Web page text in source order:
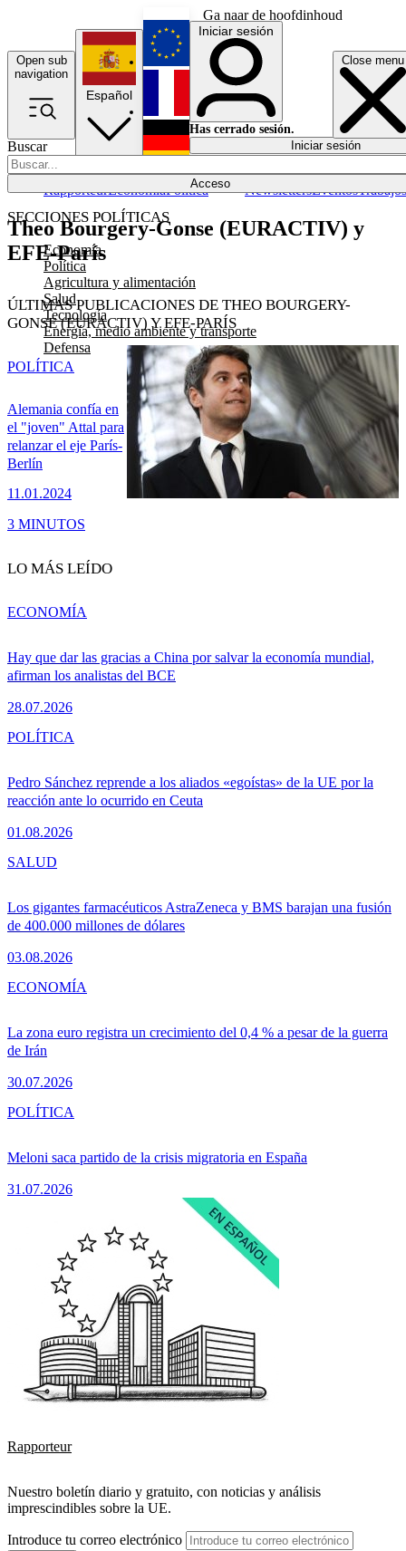
Ga naar de hoofdinhoud
Open sub
navigation
Close menu
Buscar
Acceso
SECCIONES POLÍTICAS
Economía
Política
Agricultura y alimentación
Salud
Tecnología
Energía, medio ambiente y transporte
Defensa
RapporteurEconomíaPolítica NewslettersEventosTrabajos
Español
English
Français
Iniciar sesión
Has cerrado sesión.
Iniciar sesión
Theo Bourgery-Gonse (EURACTIV) y
EFE-París
ÚLTIMAS PUBLICACIONES DE THEO BOURGERY-
GONSE (EURACTIV) Y EFE-PARÍS
Alemania confía en
el "joven" Attal para
relanzar el eje París-
Berlín
11.01.2024
POLÍTICA
3 MINUTOS
LO MÁS LEÍDO
Hay que dar las gracias a China por salvar la economía mundial,
afirman los analistas del BCE
28.07.2026
ECONOMÍA
Pedro Sánchez reprende a los aliados «egoístas» de la UE por la
reacción ante lo ocurrido en Ceuta
01.08.2026
POLÍTICA
Los gigantes farmacéuticos AstraZeneca y BMS barajan una fusión
de 400.000 millones de dólares
03.08.2026
SALUD
La zona euro registra un crecimiento del 0,4 % a pesar de la guerra
de Irán
30.07.2026
ECONOMÍA
Meloni saca partido de la crisis migratoria en España
31.07.2026
POLÍTICA
Rapporteur
Nuestro boletín diario y gratuito, con noticias y análisis
imprescindibles sobre la UE.
Introduce tu correo electrónico